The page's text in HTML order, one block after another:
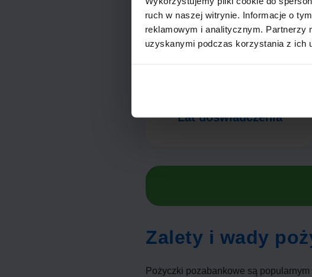
ruch w naszej witrynie. Informacje o
reklamowym i analitycznym. Partnerzy
uzyskanymi podczas korzystania z ich
Credum w
Lat doświadczenia
Zalety i wady
Pożyczki pozabankowe są